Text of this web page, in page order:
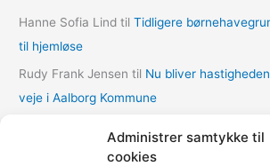
Administrer samtykke til
cookies
e
r
Hanne Sofia Lind tilTidligere
til hjemløse
Rudy Frank Jensen til Nu bliver
veje i Aalborg Kommune